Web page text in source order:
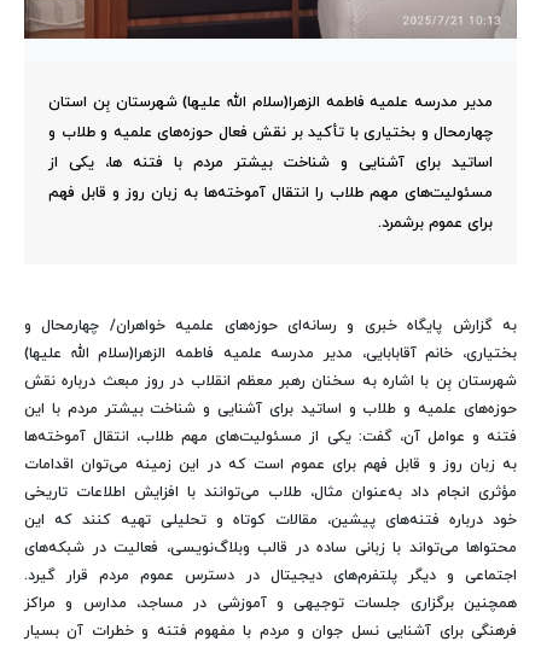
مدیر مدرسه علمیه فاطمه الزهرا(سلام الله علیها) شهرستان بِن استان
چهارمحال و بختیاری با تأکید بر نقش فعال حوزه‌های علمیه و طلاب و
اساتید برای آشنایی و شناخت بیشتر مردم با فتنه ها، یکی از
مسئولیت‌های مهم طلاب را انتقال آموخته‌ها به زبان روز و قابل فهم
برای عموم برشمرد.
به گزارش پایگاه خبری و رسانه‌ای حوزه‌های علمیه خواهران/ چهارمحال و
بختیاری، خانم آقابابایی، مدیر مدرسه علمیه فاطمه الزهرا(سلام الله علیها)
شهرستان بِن با اشاره به سخنان رهبر معظم انقلاب در روز مبعث درباره نقش
حوزه‌های علمیه و طلاب و اساتید برای آشنایی و شناخت بیشتر مردم با این
فتنه و عوامل آن، گفت: یکی از مسئولیت‌های مهم طلاب، انتقال آموخته‌ها
به زبان روز و قابل فهم برای عموم است که در این زمینه می‌توان اقدامات
مؤثری انجام داد به‌عنوان مثال، طلاب می‌توانند با افزایش اطلاعات تاریخی
خود درباره فتنه‌های پیشین، مقالات کوتاه و تحلیلی تهیه کنند که این
محتواها می‌تواند با زبانی ساده در قالب وبلاگ‌نویسی، فعالیت در شبکه‌های
اجتماعی و دیگر پلتفرم‌های دیجیتال در دسترس عموم مردم قرار گیرد.
همچنین برگزاری جلسات توجیهی و آموزشی در مساجد، مدارس و مراکز
فرهنگی برای آشنایی نسل جوان و مردم با مفهوم فتنه و خطرات آن بسیار